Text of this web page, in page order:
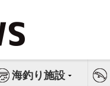
海釣り施設